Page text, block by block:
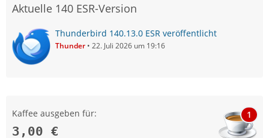
Aktuelle 140 ESR-Version
Thunderbird 140.13.0 ESR veröffentlicht
Thunder 22. Juli 2026 um 19:16
Kaffee ausgeben für:
3,00 €
1